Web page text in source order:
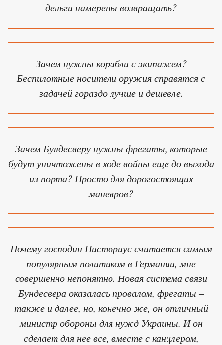
деньги намерены возвращать?
Зачем нужны корабли с экипажем?
Беспилотные носители оружия справятся с
задачей гораздо лучше и дешевле.
Зачем Бундесверу нужны фрегаты, которые
будут уничтожены в ходе войны еще до выхода
из порта? Просто для дорогостоящих
маневров?
Почему господин Писториус считается самым
популярным политиком в Германии, мне
совершенно непонятно. Новая система связи
Бундесвера оказалась провалом, фрегаты –
также и далее, но, конечно же, он отличный
министр обороны для нужд Украины. И он
сделает для нее все, вместе с канцлером,